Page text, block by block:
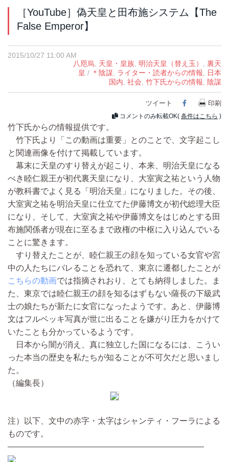
［YouTube］偽天皇と田布施システム【The
False Emperor】
2015/10/27 11:00 AM
八咫烏
天皇・皇族 明治天皇（替え玉）
裏天
皇 / ＊陰謀 ライター・読者からの情報
日本
国内 社会 竹下氏からの情報 陰謀
ツイート Facebook
印刷
コメントのみ転載OK( 条件はこちら )
竹下氏からの情報提供です。
竹下氏より「この動画は重要」とのことで、文字起こし
と関連画像を付けて掲載しています。
幕末に天皇のすり替えが起こり、本来、明治天皇になる
べき睦仁親王が初代裏天皇になり、大室寅之祐という人物
が教科書でよく見る「明治天皇」になりました。その後、
大室寅之祐を明治天皇に仕立てた伊藤博文が初代総理大臣
になり、そして、大室寅之祐や伊藤博文をはじめとする田
布施関係者が現在に至るまで政権の中枢に入り込んでいる
ことに驚きます。
すり替えたことが、睦仁親王の顔を知っている女官や宮
中の人たちにバレることを恐れて、東京に遷都したことが
こちらの動画では指摘されおり、とても納得しました。ま
た、東京では睦仁親王の顔を知るはずもない薩長の下級武
士の娘たちが新たに女官になったようです。あと、伊藤博
文はフルベッキ写真が世に出ることを嫌がり圧力をかけて
いたことも分かっているようです。
日本から闇が消え、真に独立した国になるには、こうい
った本当の歴史を私たちが知ることが不可欠だと思いまし
た。
（編集長）
注）以下、文中の赤字・太字はシャンティ・フーラによる
ものです。
————————————————————————